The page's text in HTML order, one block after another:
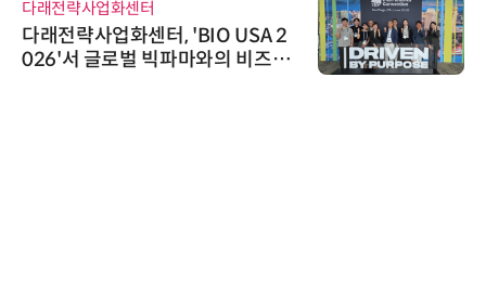
다래전략사업화센터
다래전략사업화센터, 'BIO USA 2
026'서 글로벌 빅파마와의 비즈니